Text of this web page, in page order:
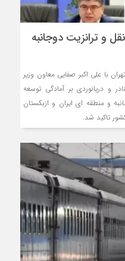
و ترانزیت دوجانبه
با علی اکبر صفایی معاون وزیر
و دریانوردی بر آمادگی توسعه
و منطقه ای ایران و ازبکستان
تاکید شد.